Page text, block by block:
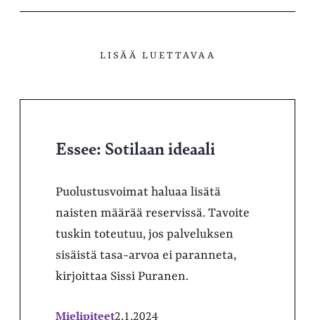
LISÄÄ LUETTAVAA
Essee: Sotilaan ideaali
Puolustusvoimat haluaa lisätä
naisten määrää reservissä. Tavoite
tuskin toteutuu, jos palveluksen
sisäistä tasa-arvoa ei paranneta,
kirjoittaa Sissi Puranen.
Mielipiteet2.1.2024